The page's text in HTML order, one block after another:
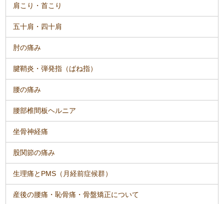
肩こり・首こり
五十肩・四十肩
肘の痛み
腱鞘炎・弾発指（ばね指）
腰の痛み
腰部椎間板ヘルニア
坐骨神経痛
股関節の痛み
生理痛とPMS（月経前症候群）
産後の腰痛・恥骨痛・骨盤矯正について